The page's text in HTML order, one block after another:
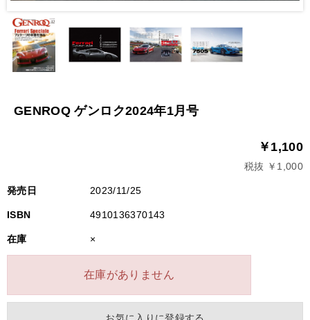
GENROQ ゲンロク2024年1月号
￥1,100
税抜 ￥1,000
発売日 2023/11/25
ISBN 4910136370143
在庫 ×
在庫がありません
お気に入りに登録する